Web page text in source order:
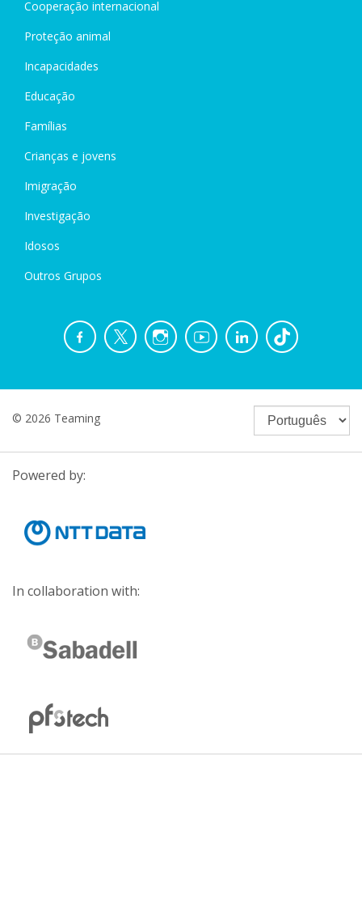
Cooperação internacional
Proteção animal
Incapacidades
Educação
Famílias
Crianças e jovens
Imigração
Investigação
Idosos
Outros Grupos
© 2026 Teaming
Powered by:
In collaboration with: